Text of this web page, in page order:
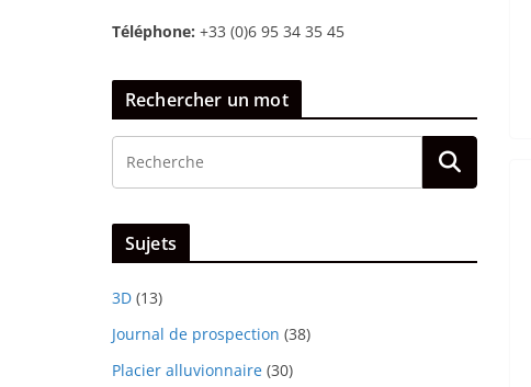
Téléphone: +33 (0)6 95 34 35 45
Rechercher un mot
Sujets
3D (13)
Journal de prospection (38)
Placier alluvionnaire (30)